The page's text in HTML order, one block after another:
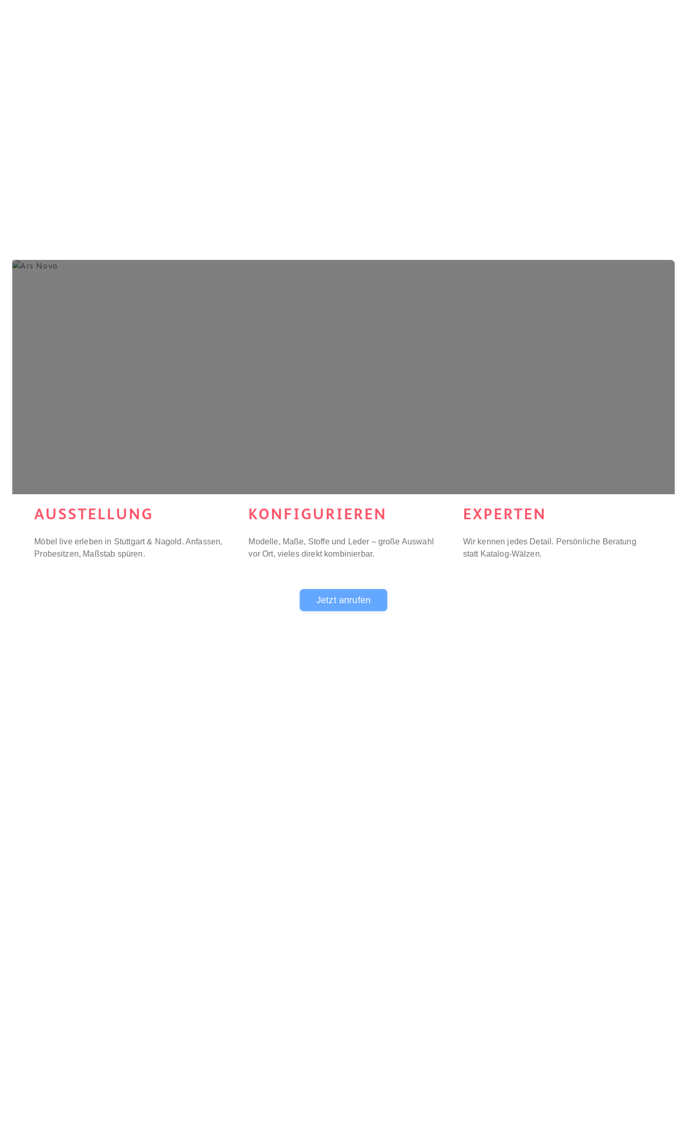
AUSSTELLUNG
Möbel live erleben in Stuttgart & Nagold. Anfassen,
Probesitzen, Maßstab spüren.
KONFIGURIEREN
Modelle, Maße, Stoffe und Leder – große Auswahl
vor Ort, vieles direkt kombinierbar.
EXPERTEN
Wir kennen jedes Detail. Persönliche Beratung
statt Katalog-Wälzen.
Jetzt anrufen